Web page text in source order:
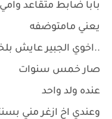
بابا ضابط متقاعد
يعني مامتوضفه
..اخوي الجبير عايش
صار خمس سنوات
عنده ولد واحد
وعندي اخ ازغر مني